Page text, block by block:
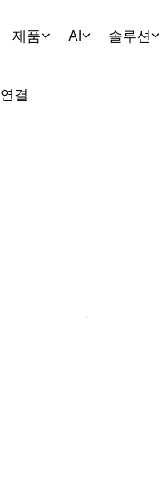
제품 AI 솔루션
연결